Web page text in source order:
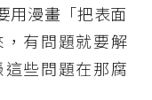
用漫畫「把表面
有問題就要解
些問題在那腐